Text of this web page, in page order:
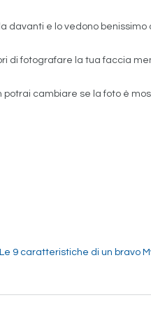
davanti e lo vedono benissimo
di fotografare la tua faccia
cambiare se la foto è
Le 9 caratteristiche di un bravo